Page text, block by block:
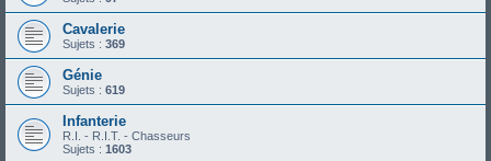
h
Cavalerie
Sujets : 369
Génie
Sujets : 619
Infanterie
R.I. - R.I.T. - Chasseurs
Sujets : 1603